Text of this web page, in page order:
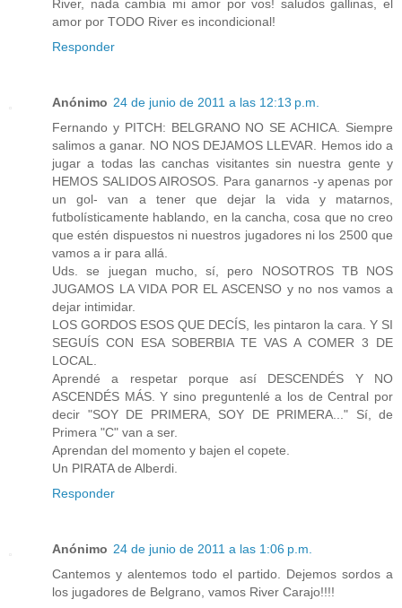
River, nada cambia mi amor por vos! saludos gallinas, el
amor por TODO River es incondicional!
Responder
Anónimo 24 de junio de 2011 a las 12:13 p.m.
Fernando y PITCH: BELGRANO NO SE ACHICA. Siempre
salimos a ganar. NO NOS DEJAMOS LLEVAR. Hemos ido a
jugar a todas las canchas visitantes sin nuestra gente y
HEMOS SALIDOS AIROSOS. Para ganarnos -y apenas por
un gol- van a tener que dejar la vida y matarnos,
futbolísticamente hablando, en la cancha, cosa que no creo
que estén dispuestos ni nuestros jugadores ni los 2500 que
vamos a ir para allá.
Uds. se juegan mucho, sí, pero NOSOTROS TB NOS
JUGAMOS LA VIDA POR EL ASCENSO y no nos vamos a
dejar intimidar.
LOS GORDOS ESOS QUE DECÍS, les pintaron la cara. Y SI
SEGUÍS CON ESA SOBERBIA TE VAS A COMER 3 DE
LOCAL.
Aprendé a respetar porque así DESCENDÉS Y NO
ASCENDÉS MÁS. Y sino preguntenlé a los de Central por
decir "SOY DE PRIMERA, SOY DE PRIMERA..." Sí, de
Primera "C" van a ser.
Aprendan del momento y bajen el copete.
Un PIRATA de Alberdi.
Responder
Anónimo 24 de junio de 2011 a las 1:06 p.m.
Cantemos y alentemos todo el partido. Dejemos sordos a
los jugadores de Belgrano, vamos River Carajo!!!!